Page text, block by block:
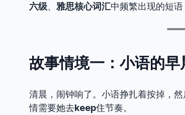
六级、 雅思核心词汇中频繁出现的短
故事情境一：小语的
清晨，闹钟响了。小语挣扎着按掉，
情需要她去keep住节奏。